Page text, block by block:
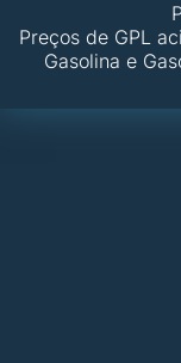
Preços de GPL
Gasolina e